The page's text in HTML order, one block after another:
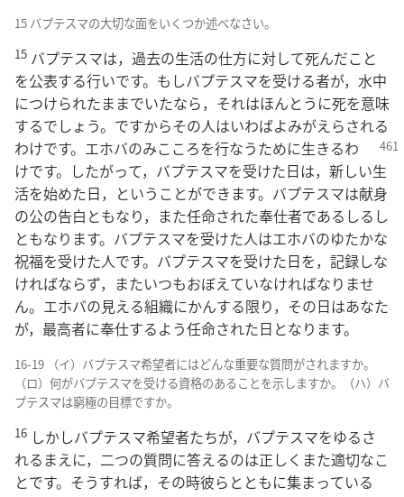
15 バプテスマの大切な面をいくつか述べなさい。
15 バプテスマは，過去の生活の仕方に対して死んだこと
を公表する行いです。もしバプテスマを受ける者が，水中
につけられたままでいたなら，それはほんとうに死を意味
するでしょう。ですからその人はいわばよみがえらされる
わけです。エホバのみこころを行なうために生きるわ
けです。したがって，バプテスマを受けた日は，新しい生
活を始めた日，ということができます。バプテスマは献身
の公の告白ともなり，また任命された奉仕者であるしるし
ともなります。バプテスマを受けた人はエホバのゆたかな
祝福を受けた人です。バプテスマを受けた日を，記録しな
ければならず，またいつもおぼえていなければなりませ
ん。エホバの見える組織にかんする限り，その日はあなた
が，最高者に奉仕するよう任命された日となります。
16-19 （イ）バプテスマ希望者にはどんな重要な質問がされますか。
（ロ）何がバプテスマを受ける資格のあることを示しますか。（ハ）バ
プテスマは窮極の目標ですか。
16 しかしバプテスマ希望者たちが，バプテスマをゆるさ
れるまえに，二つの質問に答えるのは正しくまた適切なこ
とです。そうすれば，その時彼らとともに集まっている